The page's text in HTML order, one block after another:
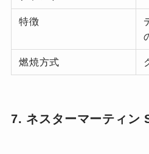
特徴
燃焼方式
7. ネスターマーティン